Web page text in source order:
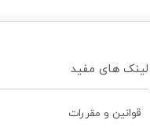
لینک های مفید
قوانین و مقررات